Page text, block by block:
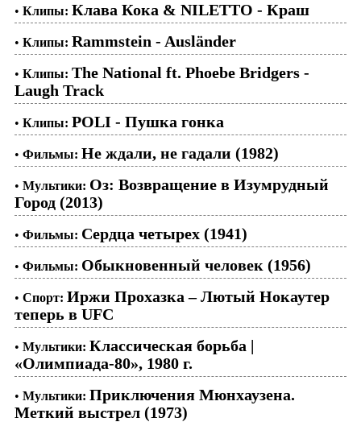
• Клипы: Клава Кока & NILETTO - Краш
• Клипы: Rammstein - Ausländer
• Клипы: The National ft. Phoebe Bridgers -
Laugh Track
• Клипы: POLI - Пушка гонка
• Фильмы: Не ждали, не гадали (1982)
• Мультики: Оз: Возвращение в Изумрудный
Город (2013)
• Фильмы: Сердца четырех (1941)
• Фильмы: Обыкновенный человек (1956)
• Спорт: Иржи Прохазка – Лютый Нокаутер
теперь в UFC
• Мультики: Классическая борьба |
«Олимпиада-80», 1980 г.
• Мультики: Приключения Мюнхаузена.
Меткий выстрел (1973)